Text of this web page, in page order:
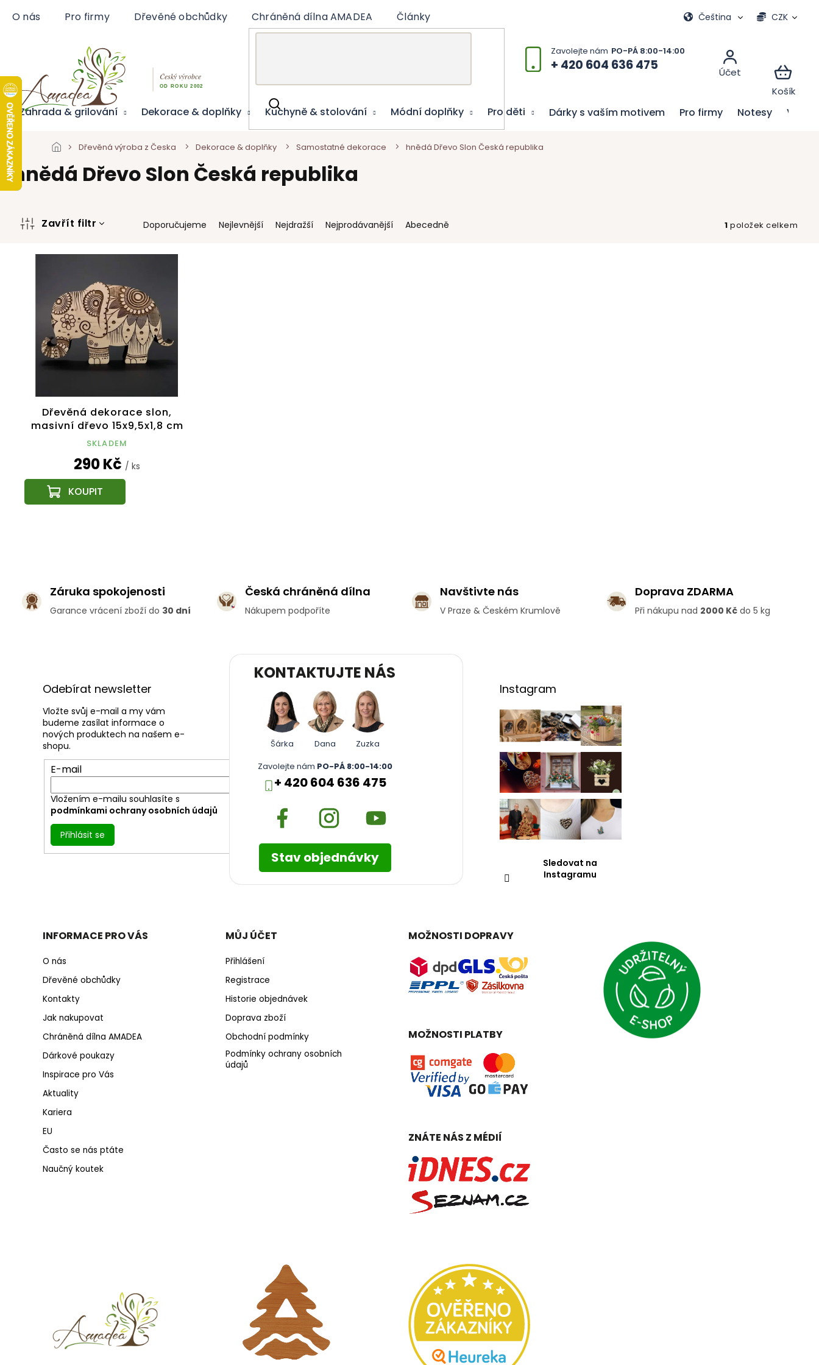
+ 420 604 636 475
O nás Pro firmy Dřevěné obchůdky Chráněná dílna AMADEA Články CZK
Čeština
Zahrada & grilování Dekorace & doplňky Kuchyně & stolování Módní doplňky Pro děti Dárky s vaším motivem Pro firmy Notesy
Dřevěná výroba z Česka Dekorace & doplňky Samostatné dekorace hnědá Dřevo Slon Česká republika
hnědá Dřevo Slon Česká republika
Ř
a
e
í
p
r
o
d
u
k
ů
Doporučujeme Nejlevnější Nejdražší Nejprodávanější Abecedně 1 položek celkem
Zavřít filtr
Dřevěná dekorace slon,
masivní dřevo 15x9,5x1,8 cm
SKLADEM
290 Kč / ks
d
a
r
Záruka spokojenosti
Garance vrácení zboží do 30 dní
Česká chráněná dílna
Nákupem podpoříte
Navštivte nás
V Praze & Českém Krumlově
Doprava ZDARMA
Při nákupu nad 2000 Kč do 5 kg
Odebírat newsletter
Vložte svůj e-mail a my vám
budeme zasílat informace o
nových produktech na našem e-
shopu.
E-mail
Vložením e-mailu souhlasíte s
podmínkami ochrany osobních údajů
Přihlásit se
KONTAKTUJTE NÁS
Šárka Dana
Zuzka
Zavolejte nám PO-PÁ 8:00-14:00
+ 420 604 636 475
Stav objednávky
Instagram
Sledovat na
Instagramu
INFORMACE PRO VÁS
O nás
Dřevěné obchůdky
Kontakty
Jak nakupovat
Chráněná dílna AMADEA
Dárkové poukazy
Inspirace pro Vás
Aktuality
Kariera
EU
Často se nás ptáte
Naučný koutek
MŮJ ÚČET
Přihlášení
Registrace
Historie objednávek
Doprava zboží
Obchodní podmínky
Podmínky ochrany osobních
údajů
MOŽNOSTI DOPRAVY
MOŽNOSTI PLATBY
ZNÁTE NÁS Z MÉDIÍ